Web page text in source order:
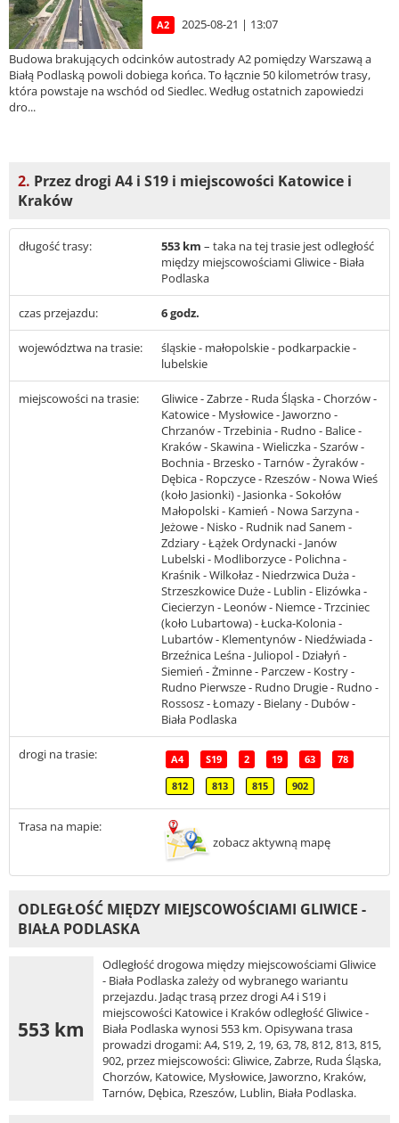
A2 2025-08-21 | 13:07
Budowa brakujących odcinków autostrady A2 pomiędzy Warszawą a
Białą Podlaską powoli dobiega końca. To łącznie 50 kilometrów trasy,
która powstaje na wschód od Siedlec. Według ostatnich zapowiedzi
dro...
2. Przez drogi A4 i S19 i miejscowości Katowice i
Kraków
długość trasy: 553 km – taka na tej trasie jest odległość
między miejscowościami Gliwice - Biała
Podlaska
czas przejazdu: 6 godz.
województwa na trasie:
śląskie - małopolskie - podkarpackie -
lubelskie
miejscowości na trasie:
Gliwice - Zabrze - Ruda Śląska - Chorzów -
Katowice - Mysłowice - Jaworzno -
Chrzanów - Trzebinia - Rudno - Balice -
Kraków - Skawina - Wieliczka - Szarów -
Bochnia - Brzesko - Tarnów - Żyraków -
Dębica - Ropczyce - Rzeszów - Nowa Wieś
(koło Jasionki) - Jasionka - Sokołów
Małopolski - Kamień - Nowa Sarzyna -
Jeżowe - Nisko - Rudnik nad Sanem -
Zdziary - Łążek Ordynacki - Janów
Lubelski - Modliborzyce - Polichna -
Kraśnik - Wilkołaz - Niedrzwica Duża -
Strzeszkowice Duże - Lublin - Elizówka -
Ciecierzyn - Leonów - Niemce - Trzciniec
(koło Lubartowa) - Łucka-Kolonia -
Lubartów - Klementynów - Niedźwiada -
Brzeźnica Leśna - Juliopol - Działyń -
Siemień - Żminne - Parczew - Kostry -
Rudno Pierwsze - Rudno Drugie - Rudno -
Rossosz - Łomazy - Bielany - Dubów -
Biała Podlaska
drogi na trasie: A4 S19 2 19 63 78
812 813 815 902
Trasa na mapie:
zobacz aktywną mapę
ODLEGŁOŚĆ MIĘDZY MIEJSCOWOŚCIAMI GLIWICE -
BIAŁA PODLASKA
553 km
Odległość drogowa między miejscowościami Gliwice
- Biała Podlaska zależy od wybranego wariantu
przejazdu. Jadąc trasą przez drogi A4 i S19 i
miejscowości Katowice i Kraków odległość Gliwice -
Biała Podlaska wynosi 553 km. Opisywana trasa
prowadzi drogami: A4, S19, 2, 19, 63, 78, 812, 813, 815,
902, przez miejscowości: Gliwice, Zabrze, Ruda Śląska,
Chorzów, Katowice, Mysłowice, Jaworzno, Kraków,
Tarnów, Dębica, Rzeszów, Lublin, Biała Podlaska.